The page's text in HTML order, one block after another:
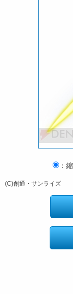
：
(C)創通・サンライズ